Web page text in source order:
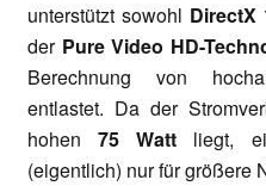
unterstützt sowohl DirectX
der Pure Video HD-
Berechnung von
entlastet. Da der
hohen75 Watt liegt,
(eigentlich) nur für größere